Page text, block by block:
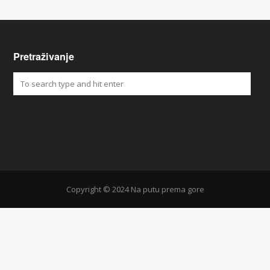
Pretraživanje
Copyright © 2024 Na putu prema gore